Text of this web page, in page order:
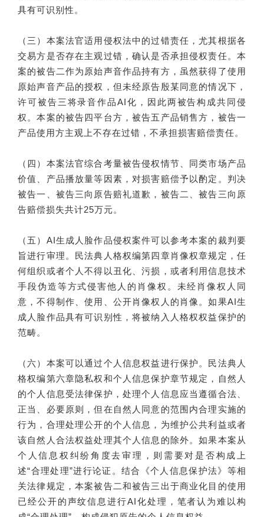
具有可识别性。
（三）本案法官适用侵权法中的过错责任，尤其根据各
交易方是否存在主观过错，确认是否承担侵权责任。本
案的被告二作为原始声音作品持有方，虽然获得了使用
原始声音产品的授权，但未经原告殷某同意的情况下，
许可被告三将录音作品AI化，因此两被告构成共同侵
权。本案的被告四平台方，被告五产品销售方，被告一
产品使用方主观上不存在过错，不承担损害赔偿责任。
（四）本案法官综合考量被告侵权情节、同类市场产品
价值、产品播放量等因素，对损害赔偿予以酌定。判决
被告一、被告三向原告赔礼道歉，被告二、被告三向原
告赔偿损失共计25万元。
（五）AI生成人脸作品侵权案件可以参考本案的裁判要
旨进行审理。民法典人格权编第四章肖像权章规定，任
何组织或者个人不得以丑化、污损，或者利用信息技术
手段伪造等方式侵害他人的肖像权。未经肖像权人同
意，不得制作、使用、公开肖像权人的肖像。如果AI生
成人脸作品具有可识别性，将被纳入人格权权益保护的
范畴。
（六）本案可以通过个人信息权益进行保护。民法典人
格权编第六章隐私权和个人信息保护章节规定，自然人
的个人信息受法律保护，处理个人信息应当遵循合法、
正当、必要原则，但在自然人同意的范围内合理实施的
行为，合理处理公开的个人信息，为维护公共利益或者
该自然人合法权益处理其个人信息的除外。如果本案从
个人信息权纠纷角度去审理，则需要对是否构成上
述“合理处理”进行论证。结合《个人信息保护法》等相
关法律规定，本案被告二和被告三出于商业化目的使用
已经公开的声纹信息进行AI化处理，笔者认为难以构